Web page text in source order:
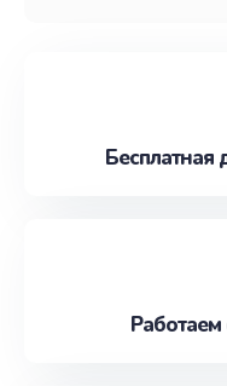
Бесплатная